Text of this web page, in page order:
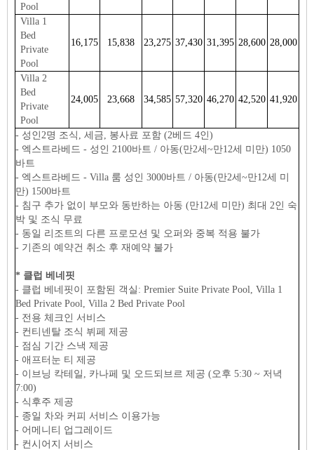
Pool
Villa 1
Bed
Private
Pool
16,175 15,838 23,275 37,430 31,395 28,600 28,000
Villa 2
Bed
Private
Pool
24,005 23,668 34,585 57,320 46,270 42,520 41,920
- 성인2명 조식, 세금, 봉사료 포함 (2베드 4인)
- 엑스트라베드 - 성인 2100바트 / 아동(만2세~만12세 미만) 1050
바트
- 엑스트라베드 - Villa 룸 성인 3000바트 / 아동(만2세~만12세 미
만) 1500바트
- 침구 추가 없이 부모와 동반하는 아동 (만12세 미만) 최대 2인 숙
박 및 조식 무료
- 동일 리조트의 다른 프로모션 및 오퍼와 중복 적용 불가
- 기존의 예약건 취소 후 재예약 불가
* 클럽 베네핏
- 클럽 베네핏이 포함된 객실: Premier Suite Private Pool, Villa 1
Bed Private Pool, Villa 2 Bed Private Pool
- 전용 체크인 서비스
- 컨티넨탈 조식 뷔페 제공
- 점심 기간 스낵 제공
- 애프터눈 티 제공
- 이브닝 칵테일, 카나페 및 오드되브르 제공 (오후 5:30 ~ 저녁
7:00)
- 식후주 제공
- 종일 차와 커피 서비스 이용가능
- 어메니티 업그레이드
- 컨시어지 서비스